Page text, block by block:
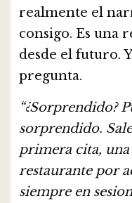
realmente el
consigo. Es una
desde el futuro.
pregunta.
“¿Sorprendido?
sorprendido.
primera cita, una
restaurante por
siempre en